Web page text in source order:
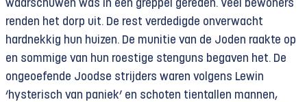
waarschuwen was in een greppel gereden. Veel bewoners
renden het dorp uit. De rest verdedigde onverwacht
hardnekkig hun huizen. De munitie van de Joden raakte op
en sommige van hun roestige stenguns begaven het. De
ongeoefende Joodse strijders waren volgens Lewin
‘hysterisch van paniek’ en schoten tientallen mannen,